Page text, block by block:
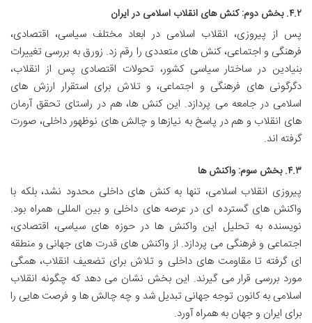
۴.۲. بخش دوم: کنش های انقلاب اسلامی در ایران
پس از پیروزی، انقلاب اسلامی در ابعاد مختلف سیاسی، اقتصادی،
فرهنگی و اجتماعی، کنش های متعددی را رقم زد. زورق به بررسی تغییرات
بنیادین در ساختار سیاسی کشور، تحولات اقتصادی پس از انقلاب،
دگرگونی های فرهنگی و اجتماعی، و تلاش برای استقرار ارزش های
اسلامی در جامعه می پردازد. این کنش ها، هم در راستای تحقق آرمان
های انقلاب و هم در پاسخ به نیازها و چالش های نوظهور داخلی، صورت
گرفته اند.
۴.۳. بخش سوم: واکنش ها
پیروزی انقلاب اسلامی، تنها به کنش های داخلی محدود نشد، بلکه با
واکنش های گسترده ای در عرصه های داخلی و بین المللی همراه بود.
نویسنده به تحلیل این واکنش ها در حوزه های سیاسی، اقتصادی،
اجتماعی و فرهنگی می پردازد. از واکنش های قدرت های جهانی و منطقه
ای گرفته تا مقاومت های داخلی و تلاش برای تضعیف انقلاب، همگی
مورد بررسی قرار می گیرند. این بخش نشان می دهد که چگونه انقلاب
اسلامی به کانون توجه جهانی تبدیل شد و چه چالش ها و فرصت هایی را
برای ایران و جهان به همراه آورد.